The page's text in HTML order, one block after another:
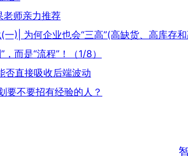
老师亲力推荐
(一)| 为何企业也会“三高”(高缺货、高库存
，而是“流程”！（1/8）
否直接吸收后端波动
要不要招有经验的人？